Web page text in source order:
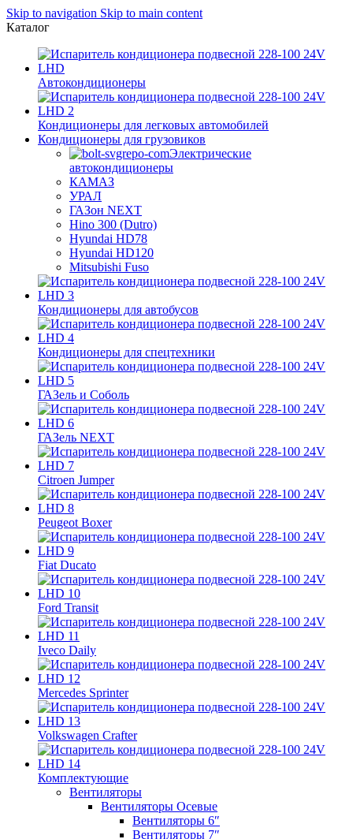
Skip to navigation Skip to main content
Каталог
Автокондиционеры
Кондиционеры для легковых автомобилей
Кондиционеры для грузовиков
Электрические
автокондиционеры
КАМАЗ
УРАЛ
ГАЗон NEXT
Hino 300 (Dutro)
Hyundai HD78
Hyundai HD120
Mitsubishi Fuso
Кондиционеры для автобусов
Кондиционеры для спецтехники
ГАЗель и Соболь
ГАЗель NEXT
Citroen Jumper
Peugeot Boxer
Fiat Ducato
Ford Transit
Iveco Daily
Mercedes Sprinter
Volkswagen Crafter
Комплектующие
Вентиляторы
Вентиляторы Осевые
Вентиляторы 6″
Вентиляторы 7″